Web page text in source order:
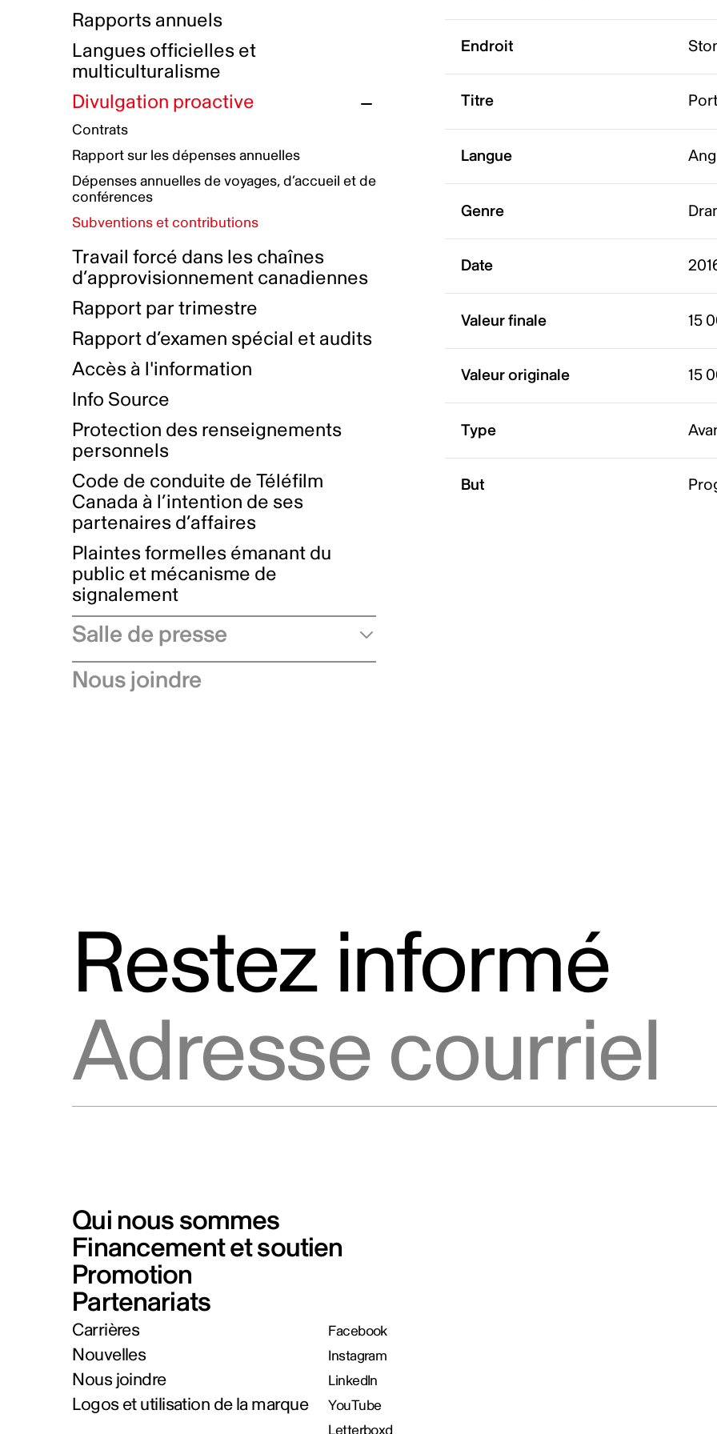
Initiatives autochtones
Plan de réconciliation autochtone
Groupe de travail autochtone
Principes directeurs sur le
harcèlement
Plan d’action pour la parité
Plan d'équité, de diversité,
d'inclusion et d'accessibilité
Boîte à outils pour le récit authentique
Collecte de données et l’auto-identification
Plan d'accessibilité
Rémunération et avantages
Prix et certifications
Nos valeurs d’entreprise
Rapports annuels
Langues officielles et
multiculturalisme
Divulgation proactive
Contrats
Rapport sur les dépenses annuelles
Dépenses annuelles de voyages, d’accueil et de
conférences
Subventions et contributions
Travail forcé dans les chaînes
d’approvisionnement canadiennes
Rapport par trimestre
Rapport d’examen spécial et audits
Accès à l'information
Info Source
Protection des renseignements
personnels
Code de conduite de Téléfilm
Canada à l’intention de ses
partenaires d’affaires
Plaintes formelles émanant du
public et mécanisme de
signalement
Salle de presse
Communiqués de presse
Nous joindre
Endroit
Titre
Langue
Genre
Date
Valeur finale 15
Valeur originale 15
Type
But
Restez informé
Qui nous sommes
Financement et soutien
Promotion
Partenariats
Carrières
Nouvelles
Nous joindre
Logos et utilisation de la marque
Facebook
Instagram
LinkedIn
YouTube
Letterboxd